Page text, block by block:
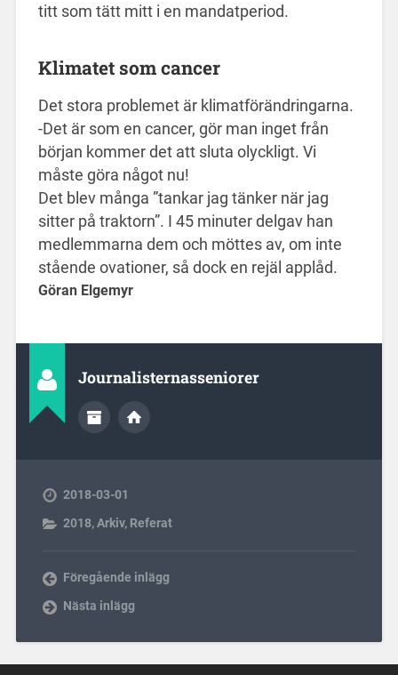
titt som tätt mitt i en mandatperiod.
Klimatet som cancer
Det stora problemet är klimatförändringarna.
-Det är som en cancer, gör man inget från
början kommer det att sluta olyckligt. Vi
måste göra något nu!
Det blev många ”tankar jag tänker när jag
sitter på traktorn”. I 45 minuter delgav han
medlemmarna dem och möttes av, om inte
stående ovationer, så dock en rejäl applåd.
Göran Elgemyr
Journalisternasseniorer
2018-03-01
2018,Arkiv, Referat
Föregående inlägg
Nästa inlägg